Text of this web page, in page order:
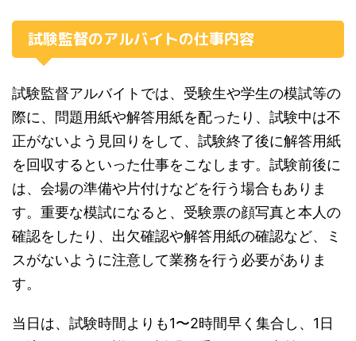
試験監督のアルバイトの仕事内容
試験監督アルバイトでは、受験生や学生の模試等の
際に、問題用紙や解答用紙を配ったり、試験中は不
正がないよう見回りをして、試験終了後に解答用紙
を回収するといった仕事をこなします。試験前後に
は、会場の準備や片付けなどを行う場合もありま
す。重要な模試になると、受験票の顔写真と本人の
確認をしたり、出欠確認や解答用紙の確認など、ミ
スがないように注意して業務を行う必要がありま
す。
当日は、試験時間よりも1〜2時間早く集合し、1日